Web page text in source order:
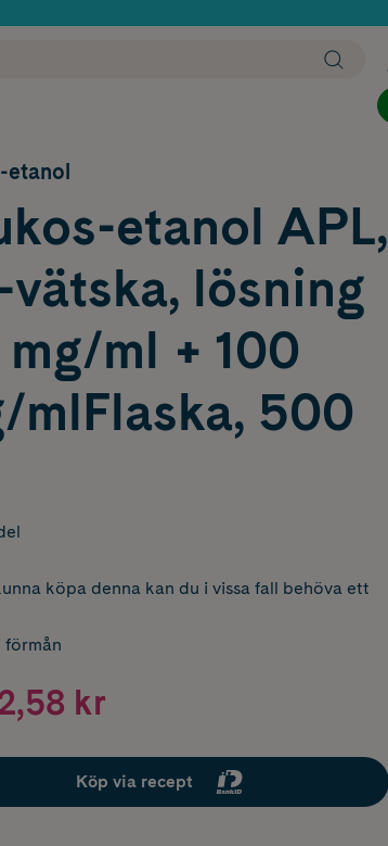
etanol
etanol APL,
lösning
ml + 100
mlFlaska, 500
köpa denna kan du i vissa fall behöva ett
förmån
kr
Köp via recept